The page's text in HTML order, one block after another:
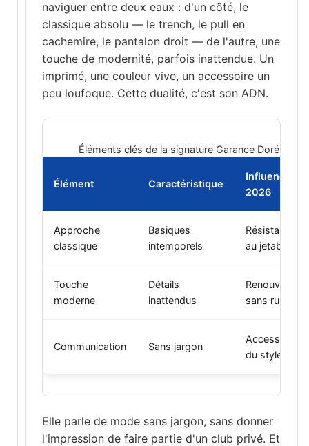
naviguer entre deux eaux : d'un côté, le
classique absolu — le trench, le pull en
cachemire, le pantalon droit — de l'autre, une
touche de modernité, parfois inattendue. Un
imprimé, une couleur vive, un accessoire un
peu loufoque. Cette dualité, c'est son ADN.
Éléments clés de la signature Garance Doré
Élément Caractéristique
Influence
2026
Approche
classique
Basiques
intemporels
Résistance
au jetable
Touche
moderne
Détails
inattendus
Renouveau
sans rupture
Communication Sans jargon
Accessibilité
du style
Elle parle de mode sans jargon, sans donner
l'impression de faire partie d'un club privé. Et